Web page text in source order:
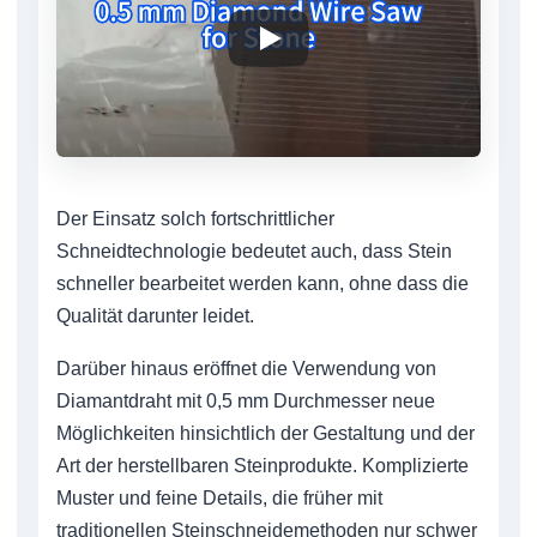
Der Einsatz solch fortschrittlicher
Schneidtechnologie bedeutet auch, dass Stein
schneller bearbeitet werden kann, ohne dass die
Qualität darunter leidet.
Darüber hinaus eröffnet die Verwendung von
Diamantdraht mit 0,5 mm Durchmesser neue
Möglichkeiten hinsichtlich der Gestaltung und der
Art der herstellbaren Steinprodukte. Komplizierte
Muster und feine Details, die früher mit
traditionellen Steinschneidemethoden nur schwer